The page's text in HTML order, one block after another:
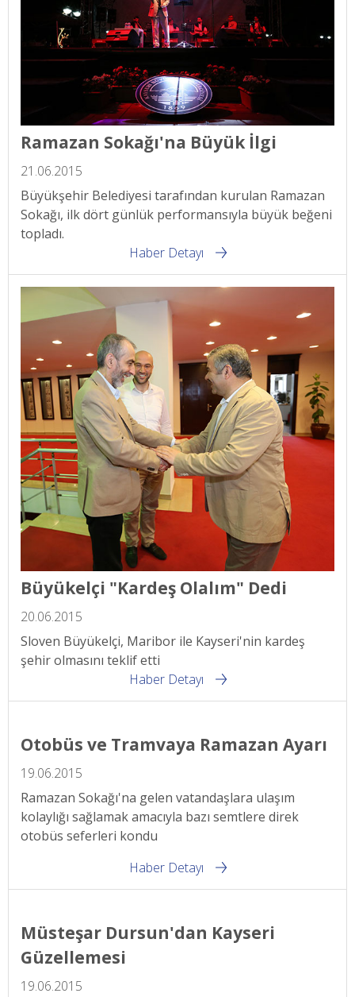
Ramazan Sokağı'na Büyük İlgi
21.06.2015
Büyükşehir Belediyesi tarafından kurulan Ramazan
Sokağı, ilk dört günlük performansıyla büyük beğeni
topladı.
Haber Detayı
Büyükelçi "Kardeş Olalım" Dedi
20.06.2015
Sloven Büyükelçi, Maribor ile Kayseri'nin kardeş
şehir olmasını teklif etti
Haber Detayı
Otobüs ve Tramvaya Ramazan Ayarı
19.06.2015
Ramazan Sokağı'na gelen vatandaşlara ulaşım
kolaylığı sağlamak amacıyla bazı semtlere direk
otobüs seferleri kondu
Haber Detayı
Müsteşar Dursun'dan Kayseri
Güzellemesi
19.06.2015